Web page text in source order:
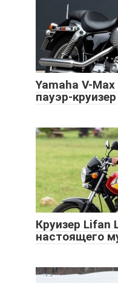
Yamaha V-
пауэр-круизер
Круизер Lifan
настоящего